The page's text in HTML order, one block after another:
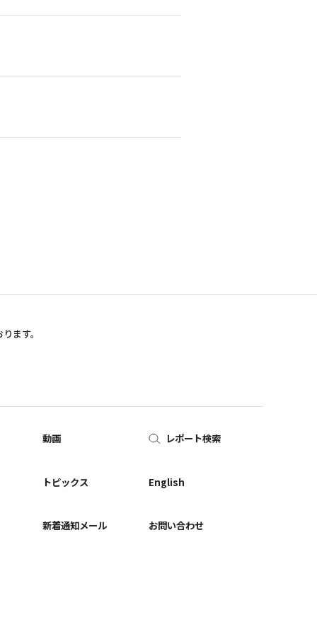
ます。
動画
トピックス
新着通知メール
レポート検索
English
お問い合わせ